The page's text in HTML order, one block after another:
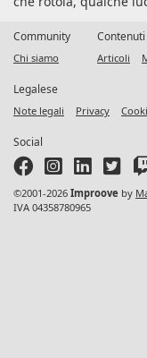
Community
Chi siamo
Contenuti
Articoli
Legalese
Note legali Privacy
Social
©2001-2026 Improove by
IVA 04358780965